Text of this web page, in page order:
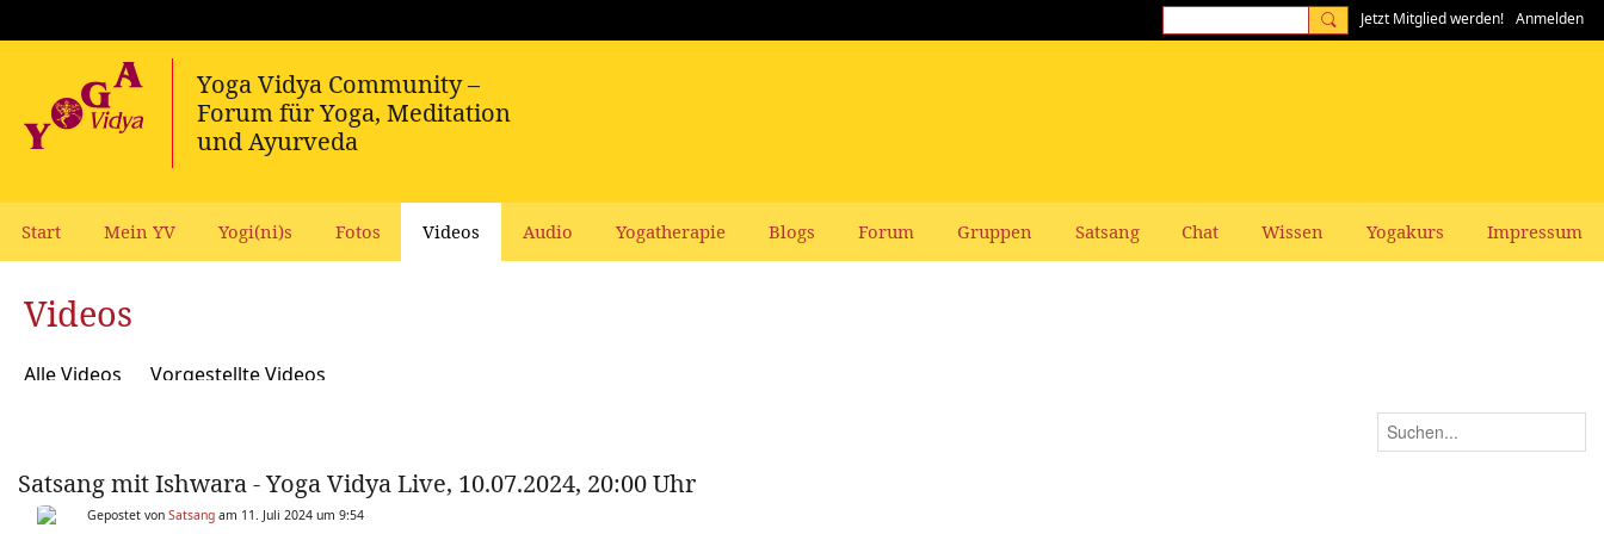
Jetzt Mitglied werden! Anmelden
Start Mein YV Yogi(ni)s Fotos Videos Audio Yogatherapie Blogs Forum Gruppen Satsang Chat Wissen Yogakurs Impressum
Videos
Alle Videos Vorgestellte Videos
Satsang mit Ishwara - Yoga Vidya Live, 10.07.2024, 20:00 Uhr
Gepostet von Satsang am 11. Juli 2024 um 9:54